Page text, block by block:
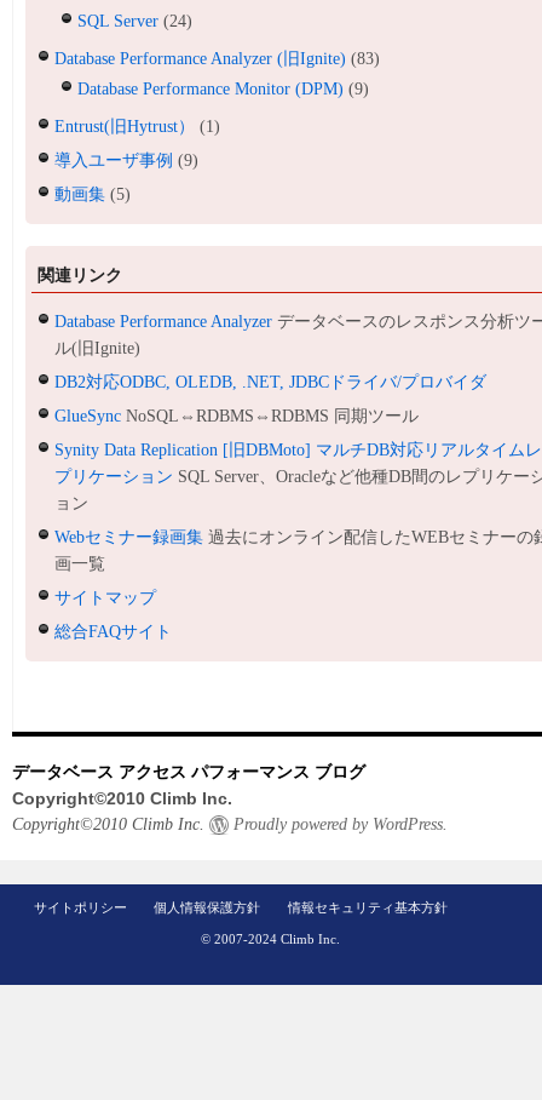
SQL Server (24)
Database Performance Analyzer (旧Ignite) (83)
Database Performance Monitor (DPM) (9)
Entrust(旧Hytrust）
(1)
導入ユーザ事例 (9)
動画集 (5)
関連リンク
Database Performance Analyzer データベースのレスポンス分析ツ
ル(旧Ignite)
DB2対応ODBC, OLEDB, .NET, JDBCドライバ/プロバイダ
GlueSync NoSQL⇔RDBMS⇔RDBMS 同期ツール
Synity Data Replication [旧DBMoto] マルチDB対応リアルタイムレ
プリケーション SQL Server、Oracleなど他種DB間のレプリケー
ョン
Webセミナー録画集 過去にオンライン配信したWEBセミナーの
画一覧
サイトマップ
総合FAQサイト
データベース アクセス パフォーマンス ブログ
Copyright©2010 Climb Inc.
Copyright©2010 Climb Inc. Proudly powered by WordPress.
サイトポリシー 個人情報保護方針 情報セキュリティ基本方針
© 2007-2024 Climb Inc.